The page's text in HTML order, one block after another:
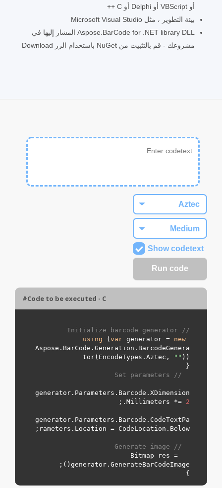
أو VBScript أو Delphi أو C ++
بيئة التطوير ، مثل Microsoft Visual Studio
Aspose.BarCode for .NET library DLL المشار إليها في
مشروعك - قم بالتثبيت من NuGet باستخدام الزر Download
Show codetext
Code to be executed - C#
// Initialize barcode generator
using ( var generator = new
Aspose.BarCode.Generation.BarcodeGenera
tor(EncodeTypes. Aztec , " "
// Set parameters
generator.Parameters.Barcode.XDimension
.Millimeters *= 2
generator.Parameters.Barcode.CodeTextPa
rameters.Location = CodeLocation. Below
// Generate image
  Bitmap res =
}